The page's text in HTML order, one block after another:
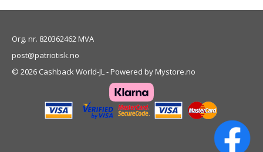
Org. nr. 820362462 MVA
post@patriotisk.no
© 2026 Cashback World-JL - Powered byMystore.no